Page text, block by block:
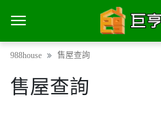
988house 售屋查詢
售屋查詢